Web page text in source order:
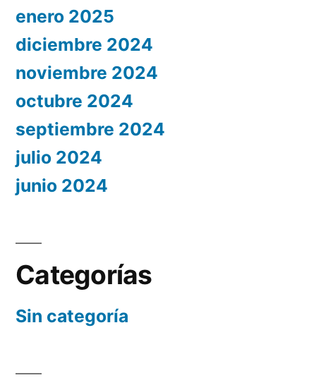
enero 2025
diciembre 2024
noviembre 2024
octubre 2024
septiembre 2024
julio 2024
junio 2024
Categorías
Sin categoría